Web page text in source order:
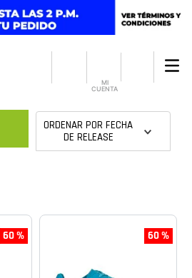
MI
CUENTA
ORDENAR POR FECHA
DE RELEASE
60 % 60 %